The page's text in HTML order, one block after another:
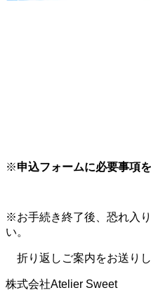
※申込フォームに必要事項
※お手続き終了後、恐れ入
い。
折り返しご案内をお送りし
株式会社Atelier Sweet